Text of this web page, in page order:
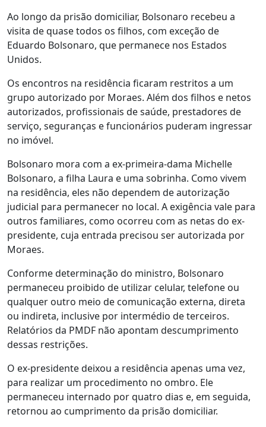
Ao longo da prisão domiciliar, Bolsonaro recebeu a
visita de quase todos os filhos, com exceção de
Eduardo Bolsonaro, que permanece nos Estados
Unidos.
Os encontros na residência ficaram restritos a um
grupo autorizado por Moraes. Além dos filhos e netos
autorizados, profissionais de saúde, prestadores de
serviço, seguranças e funcionários puderam ingressar
no imóvel.
Bolsonaro mora com a ex-primeira-dama Michelle
Bolsonaro, a filha Laura e uma sobrinha. Como vivem
na residência, eles não dependem de autorização
judicial para permanecer no local. A exigência vale para
outros familiares, como ocorreu com as netas do ex-
presidente, cuja entrada precisou ser autorizada por
Moraes.
Conforme determinação do ministro, Bolsonaro
permaneceu proibido de utilizar celular, telefone ou
qualquer outro meio de comunicação externa, direta
ou indireta, inclusive por intermédio de terceiros.
Relatórios da PMDF não apontam descumprimento
dessas restrições.
O ex-presidente deixou a residência apenas uma vez,
para realizar um procedimento no ombro. Ele
permaneceu internado por quatro dias e, em seguida,
retornou ao cumprimento da prisão domiciliar.